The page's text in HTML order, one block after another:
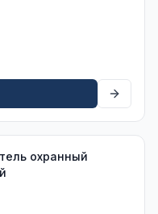
охранный